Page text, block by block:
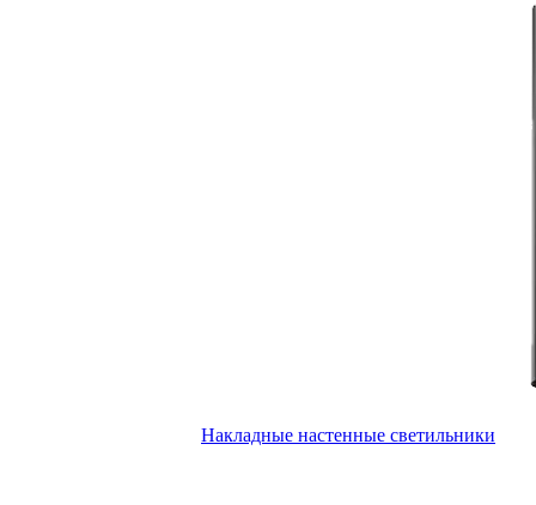
Накладные настенные светильники